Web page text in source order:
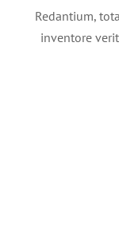
Redantium,
inventore